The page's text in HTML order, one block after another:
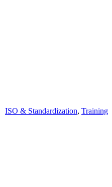
ISO & Standardization, Training